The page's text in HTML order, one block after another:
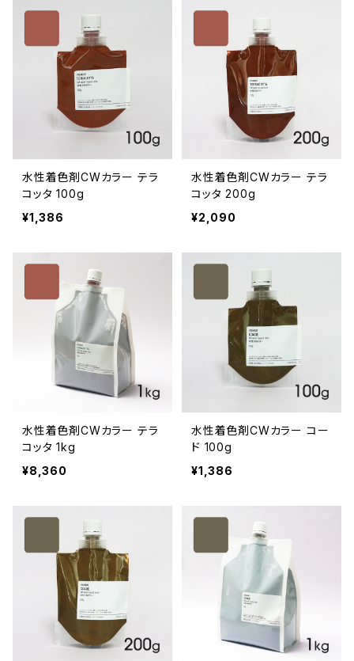
水性着色剤CWカラー テラ
コッタ 100g
¥1,386
水性着色剤CWカラー テラ
コッタ 200g
¥2,090
水性着色剤CWカラー テラ
コッタ 1kg
¥8,360
水性着色剤CWカラー コー
ド 100g
¥1,386